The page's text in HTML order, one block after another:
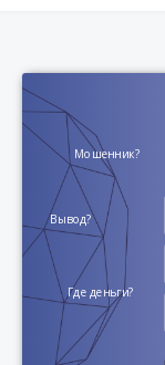
Мошенник?
Вывод?
Где деньги?